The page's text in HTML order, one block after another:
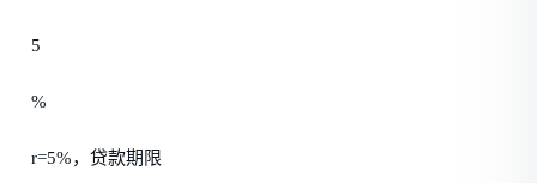
5
%
r=5%，贷款期限